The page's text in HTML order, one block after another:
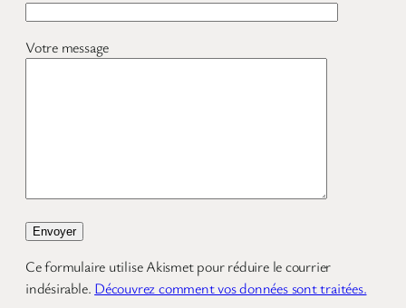
Votre message
Ce formulaire utilise Akismet pour réduire le courrier
indésirable. Découvrez comment vos données sont traitées.